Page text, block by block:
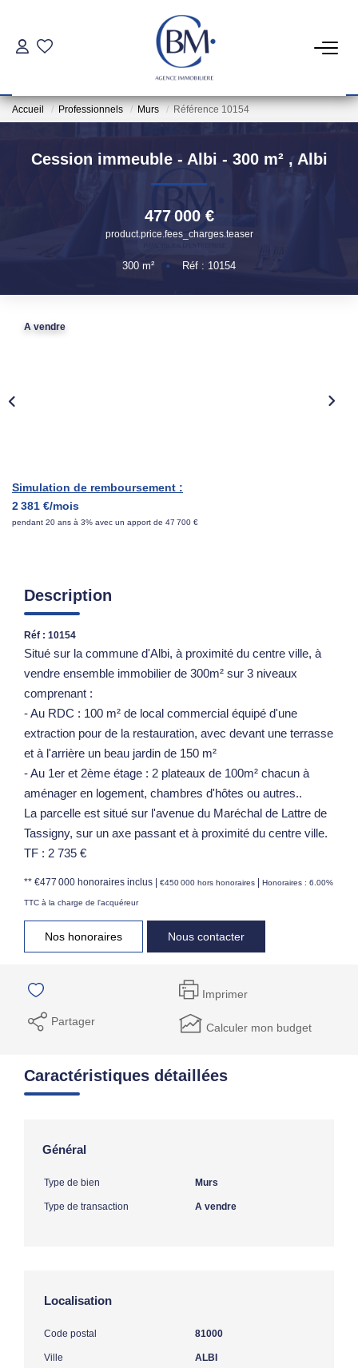
PARTICULIERS
COMMERCES ET BUREAUX
Commerces Et Entreprises
Location Locaux Professionnels
Accueil Professionnels Murs Référence 10154
Cession immeuble - Albi - 300 m² , Albi
477 000 €
product.price.fees_charges.teaser
300 m² • Réf : 10154
A vendre
Simulation de remboursement :
2 381 €/mois
pendant 20 ans à 3% avec un apport de 47 700 €
Description
Réf : 10154
Situé sur la commune d'Albi, à proximité du centre ville, à
vendre ensemble immobilier de 300m² sur 3 niveaux
comprenant :
- Au RDC : 100 m² de local commercial équipé d'une
extraction pour de la restauration, avec devant une terrasse
et à l'arrière un beau jardin de 150 m²
- Au 1er et 2ème étage : 2 plateaux de 100m² chacun à
aménager en logement, chambres d'hôtes ou autres..
La parcelle est situé sur l'avenue du Maréchal de Lattre de
Tassigny, sur un axe passant et à proximité du centre ville.
TF : 2 735 €
** €477 000 honoraires inclus | €450 000 hors honoraires | Honoraires : 6.00%
TTC à la charge de l'acquéreur
Nos honoraires Nous contacter
Imprimer
Partager Calculer mon budget
Caractéristiques détaillées
Général
Type de bien Murs
Type de transaction A vendre
Localisation
Code postal 81000
Ville ALBI